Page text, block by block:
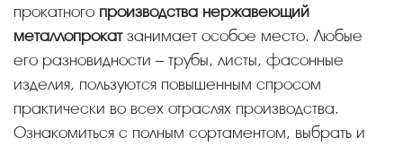
прокатного производства нержавеющий
металлопрокатзанимает особое место. Любые
его разновидности – трубы, листы, фасонные
изделия, пользуются повышенным спросом
практически во всех отраслях производства.
Ознакомиться с полным сортаментом, выбрать и